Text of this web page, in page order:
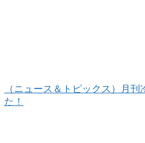
（ニュース＆トピックス）月
た！